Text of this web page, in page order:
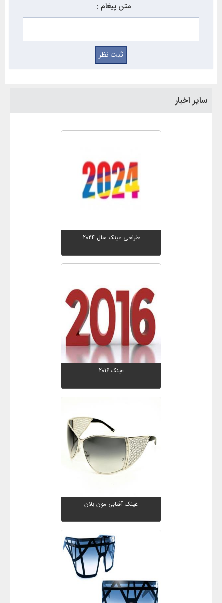
متن پیغام :
سایر اخبار
طراحی عینک سال 2024
عینک 2016
عینک آفتابی مون بلان